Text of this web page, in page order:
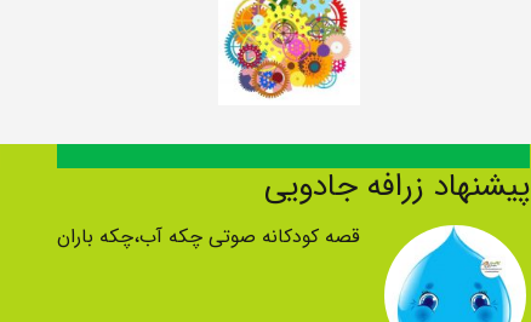
پیشنهاد زرافه جادویی
قصه کودکانه صوتی چکه آب،چکه باران